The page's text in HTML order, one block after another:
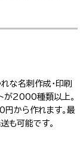
な名刺作成・印刷
が2000種類以上。
から作れます。最
も可能です。